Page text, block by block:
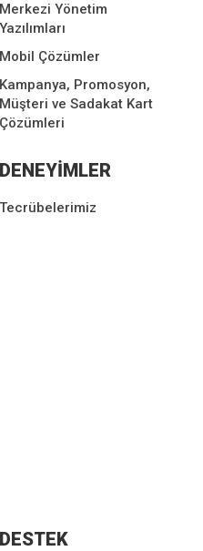
Merkezi Yönetim
Yazılımları
Mobil Çözümler
Kampanya, Promosyon,
Müşteri ve Sadakat Kart
Çözümleri
DENEYİMLER
Tecrübelerimiz
DESTEK